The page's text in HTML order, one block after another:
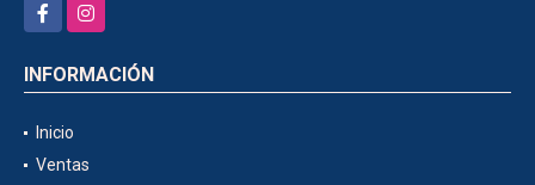
FacebookInstagram
INFORMACIÓN
Inicio
Ventas